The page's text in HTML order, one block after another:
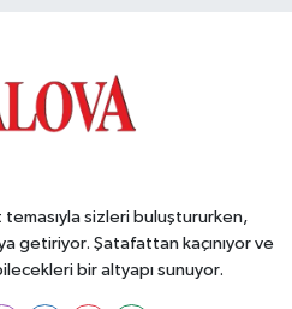
temasıyla sizleri buluştururken,
getiriyor. Şatafattan kaçınıyor ve
bir altyapı sunuyor.